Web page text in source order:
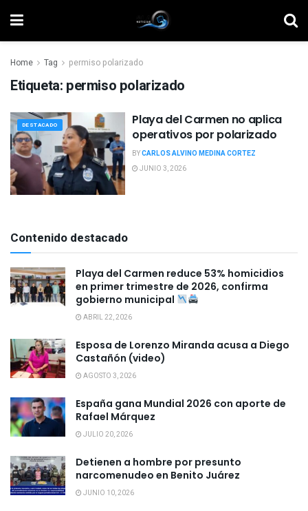
Home Tag permiso polarizado
Etiqueta: permiso polarizado
DESTACADO
Playa del Carmen no aplica
operativos por polarizado
BYCARLOS ALVINO MEDINA CORTEZ
JUNIO 3, 2026
Contenido destacado
Playa del Carmen reduce 53% homicidios
en primer trimestre de 2026, confirma
gobierno municipal
ABRIL 22, 2026
Esposa de Lorenzo Miranda acusa a Diego
Castañón (video)
AGOSTO 3, 2026
España gana Mundial 2026 con aporte de
Rafael Márquez
JULIO 20, 2026
Detienen a hombre por presunto
narcomenudeo en Benito Juárez
JUNIO 10, 2026